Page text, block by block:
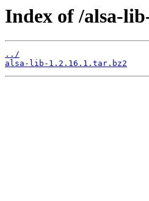
Index of /alsa-
../
alsa-lib-1.2.16.1.tar.bz2